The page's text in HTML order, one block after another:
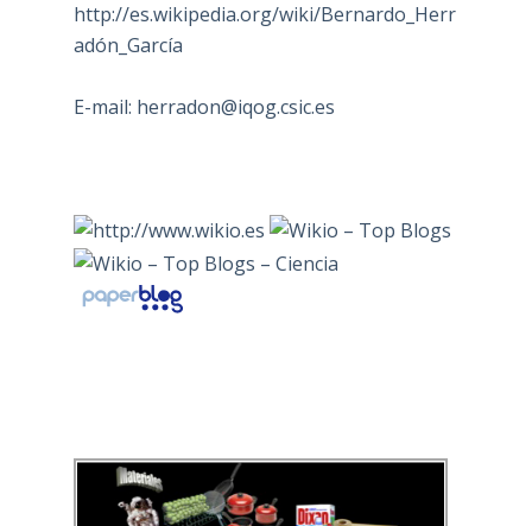
http://es.wikipedia.org/wiki/Bernardo_Herr
adón_García
E-mail: herradon@iqog.csic.es